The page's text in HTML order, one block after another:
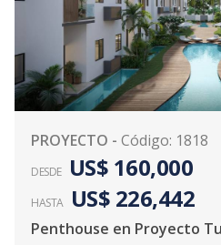
PROYECTO - Código: 1818
DESDE US$ 160,000
HASTA US$ 226,442
Penthouse en Proyecto